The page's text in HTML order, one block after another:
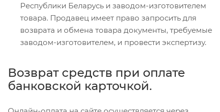
Республики Беларусь и заводом-изготовителем
товара. Продавец имеет право запросить для
возврата и обмена товара документы, требуемые
заводом-изготовителем, и провести экспертизу.
Возврат средств при оплате
банковской карточкой.